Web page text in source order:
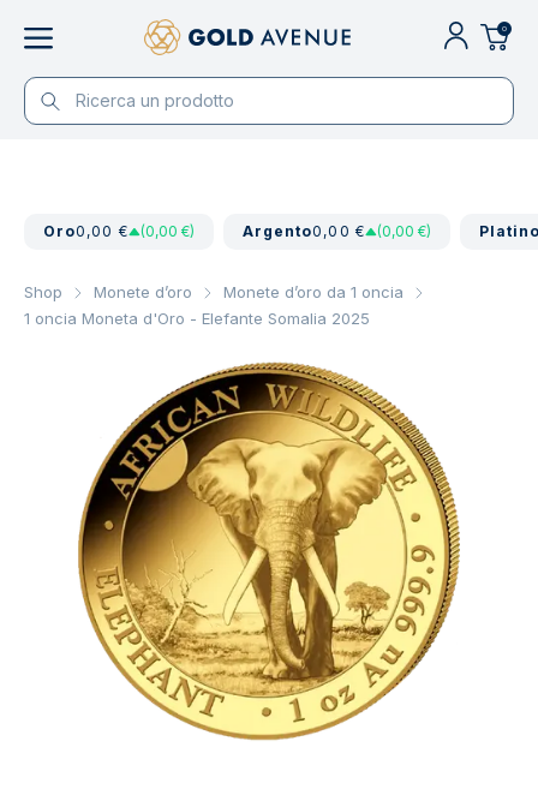
0
Oro0,00 € (0,00 €) Argento0,00 € (0,00 €)
Shop Monete d’oro
Monete d’oro da 1 oncia
1 oncia Moneta d'Oro - Elefante Somalia 2025